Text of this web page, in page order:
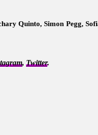
Quinto, Simon Pegg,
, Twitter.